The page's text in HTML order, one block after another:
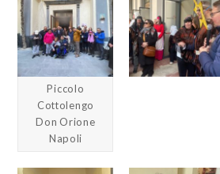
Piccolo
Cottolengo
Don Orione
Napoli